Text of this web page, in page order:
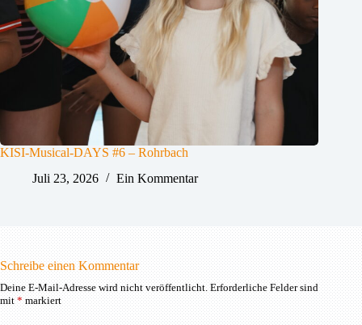
KISI-Musical-DAYS #6 – Rohrbach
Juli 23, 2026
Ein Kommentar
Schreibe einen Kommentar
Deine E-Mail-Adresse wird nicht veröffentlicht. Erforderliche Felder sind
mit*markiert